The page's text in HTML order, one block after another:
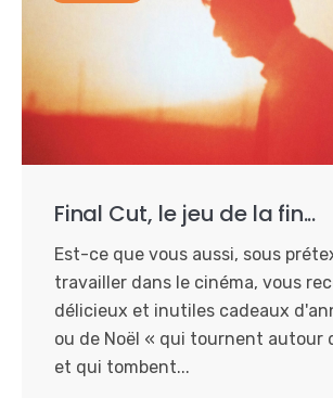
Final Cut, le jeu de la fin...
Est-ce que vous aussi, sous
travailler dans le cinéma, vous
délicieux et inutiles cadeaux
ou de Noël « qui tournent autour
et qui tombent...